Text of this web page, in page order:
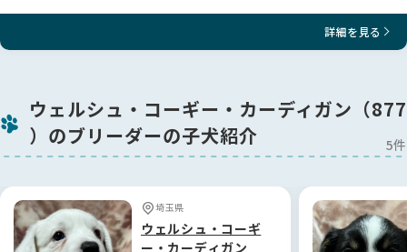
詳細を見る
ウェルシュ・コーギー・カーディガン（877
）のブリーダーの子犬紹介
5件
埼玉県
ウェルシュ・コーギ
ー・カーディガン